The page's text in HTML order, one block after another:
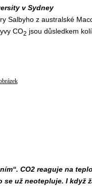
v Sydney
Salbyho z australské
CO2 jsou důsledkem
CO2 reaguje na
už neotepluje. I když